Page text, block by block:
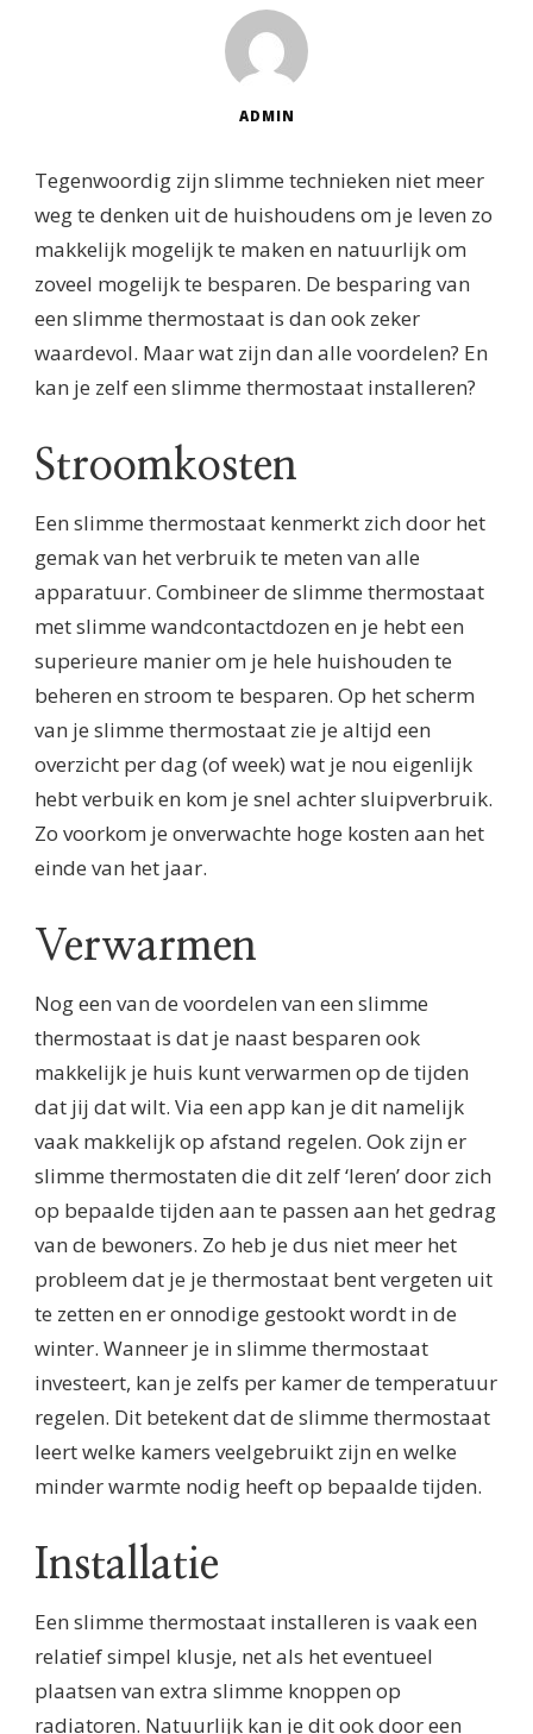
ADMIN
Tegenwoordig zijn slimme technieken niet meer
weg te denken uit de huishoudens om je leven zo
makkelijk mogelijk te maken en natuurlijk om
zoveel mogelijk te besparen. De besparing van
een slimme thermostaat is dan ook zeker
waardevol. Maar wat zijn dan alle voordelen? En
kan je zelf een slimme thermostaat installeren?
Stroomkosten
Een slimme thermostaat kenmerkt zich door het
gemak van het verbruik te meten van alle
apparatuur. Combineer de slimme thermostaat
met slimme wandcontactdozen en je hebt een
superieure manier om je hele huishouden te
beheren en stroom te besparen. Op het scherm
van je slimme thermostaat zie je altijd een
overzicht per dag (of week) wat je nou eigenlijk
hebt verbuik en kom je snel achter sluipverbruik.
Zo voorkom je onverwachte hoge kosten aan het
einde van het jaar.
Verwarmen
Nog een van de voordelen van een slimme
thermostaat is dat je naast besparen ook
makkelijk je huis kunt verwarmen op de tijden
dat jij dat wilt. Via een app kan je dit namelijk
vaak makkelijk op afstand regelen. Ook zijn er
slimme thermostaten die dit zelf ‘leren’ door zich
op bepaalde tijden aan te passen aan het gedrag
van de bewoners. Zo heb je dus niet meer het
probleem dat je je thermostaat bent vergeten uit
te zetten en er onnodige gestookt wordt in de
winter. Wanneer je in slimme thermostaat
investeert, kan je zelfs per kamer de temperatuur
regelen. Dit betekent dat de slimme thermostaat
leert welke kamers veelgebruikt zijn en welke
minder warmte nodig heeft op bepaalde tijden.
Installatie
Een slimme thermostaat installeren is vaak een
relatief simpel klusje, net als het eventueel
plaatsen van extra slimme knoppen op
radiatoren. Natuurlijk kan je dit ook door een